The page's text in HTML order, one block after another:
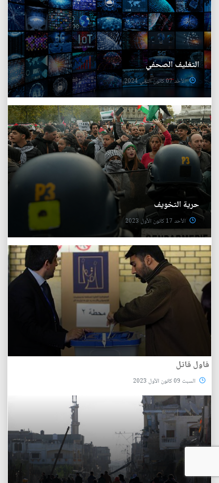
التغليف الصحفي
الأحد 07 كانون الثاني 2024
حرية التخويف
الأحد 17 كانون الأول 2023
فاول قاتل
السبت 09 كانون الأول 2023